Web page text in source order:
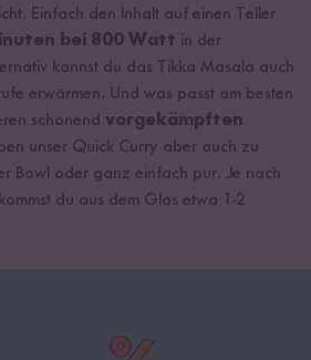
Einfach den Inhalt auf einen Teller
bei 800 Watt in der
kannst du das Tikka Masala auch
erwärmen. Und was passt am besten
schonend vorgekämpften
unser Quick Curry aber auch zu
Bowl oder ganz einfach pur. Je nach
du aus dem Glas etwa 1-2